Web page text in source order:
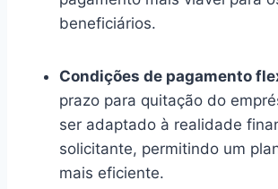
beneficiários.
Condições de pagamento
prazo para quitação do
ser adaptado à realidade
solicitante, permitindo um
mais eficiente.